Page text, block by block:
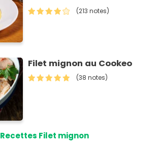
(213 notes)
Filet mignon au Cookeo
(38 notes)
Recettes Filet mignon